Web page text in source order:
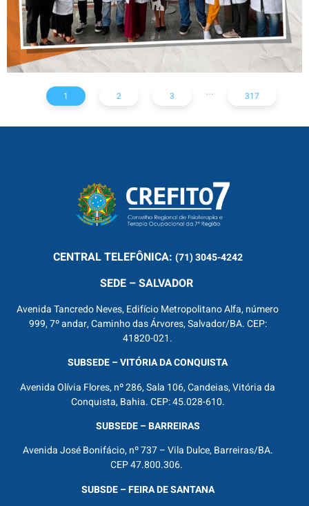
1 2 3 ... 317
CENTRALTELEFÔNICA: (71) 3045-4242
SEDE – SALVADOR
Avenida Tancredo Neves, Edifício Metropolitano Alfa, número
999, 7º andar, Caminho das Árvores, Salvador/BA. CEP:
41820-021.
SUBSEDE – VITÓRIA DA CONQUISTA
Avenida Olívia Flores, nº 286, Sala 106, Candeias, Vitória da
Conquista, Bahia. CEP: 45.028-610.
SUBSEDE – BARREIRAS
Avenida José Bonifácio, nº 737 – Vila Dulce, Barreiras/BA.
CEP 47.800.306.
SUBSDE – FEIRA DE SANTANA